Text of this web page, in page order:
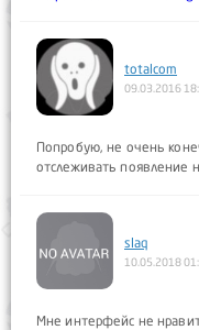
totalcom
09.03.2016
Попробую, не очень
отслеживать появление
slaq
10.05.2018
Мне интерфейс не